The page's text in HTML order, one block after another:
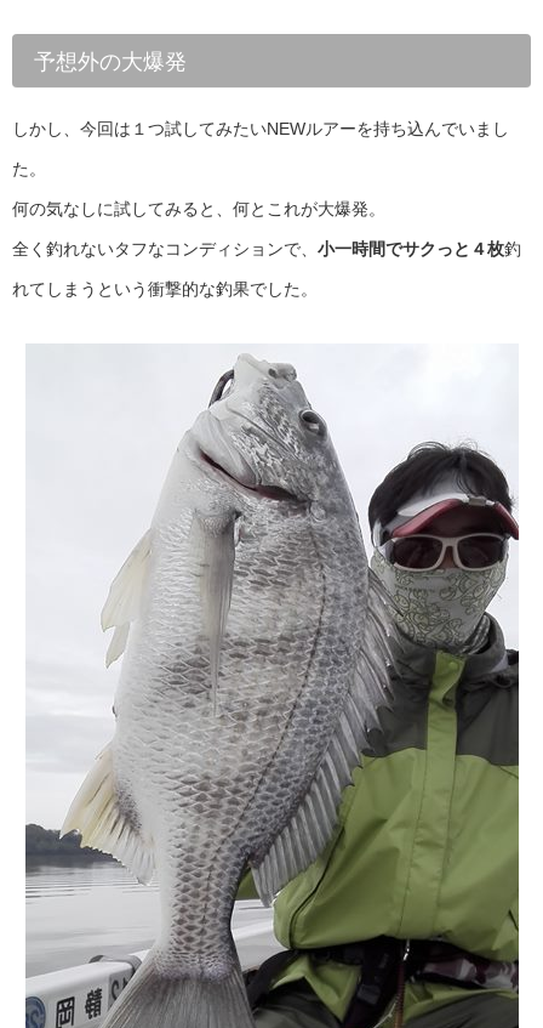
予想外の大爆発
しかし、今回は１つ試してみたいNEWルアーを持ち込んでいまし
た。
何の気なしに試してみると、何とこれが大爆発。
全く釣れないタフなコンディションで、 小一時間でサクっと４枚釣
れてしまうという衝撃的な釣果でした。